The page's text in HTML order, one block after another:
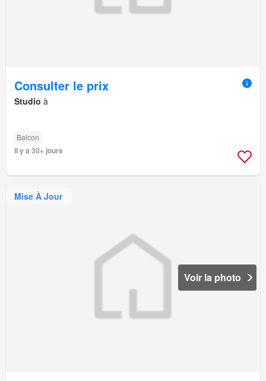
Consulter le prix
Studio à
Balcon
Il y a 30+ jours
Mise À Jour
Voir la photo